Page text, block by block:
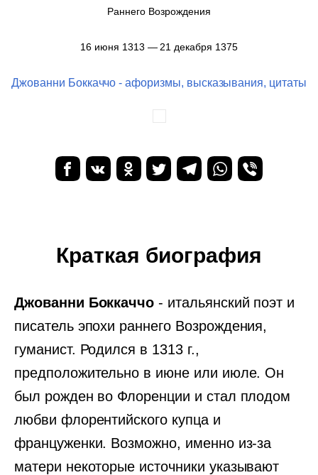
Раннего Возрождения
16 июня 1313 — 21 декабря 1375
Джованни Боккаччо - афоризмы, высказывания, цитаты
Краткая биография
Джованни Боккаччо - итальянский поэт и
писатель эпохи раннего Возрождения,
гуманист. Родился в 1313 г.,
предположительно в июне или июле. Он
был рожден во Флоренции и стал плодом
любви флорентийского купца и
француженки. Возможно, именно из-за
матери некоторые источники указывают